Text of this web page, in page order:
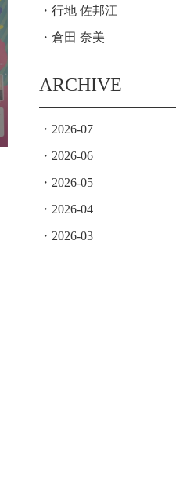
行地 佐邦江
倉田 奈美
ARCHIVE
2026-07
2026-06
2026-05
2026-04
2026-03